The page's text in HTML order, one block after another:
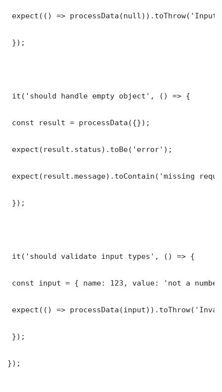
expect(() =>
});
it('should handle empty object', () => {
const result = processData({});
expect(result.status).toBe('error');
expect(result.message).toContain('missing
});
it('should validate input types', () => {
const input = { name: 123, value: 'not a
expect(() =>
});
});